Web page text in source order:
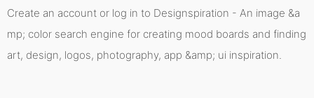
Create an account or log in to Designspiration - An image &a
mp; color search engine for creating mood boards and finding
art, design, logos, photography, app &amp; ui inspiration.